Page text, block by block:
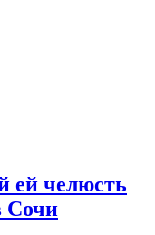
ей челюсть
Сочи